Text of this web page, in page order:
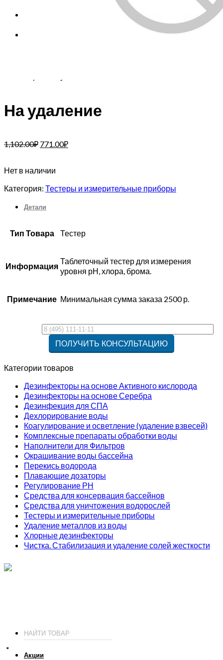
На удаление
1,102.00₽ 771.00₽
Нет в наличии
Категория: Тестеры и измерительные приборы
Детали
Тип Товара Тестер
Информация
Таблеточный тестер для измерения
уровня рН, хлора, брома.
Примечание Минимальная сумма заказа 2500 р.
Категории товаров
Дезинфекторы на основе Активного кислорода
Дезинфекторы на основе Серебра
Дезинфекция для СПА
Дехлорирование воды
Коагулирование и осветление (удаление взвесей)
Комплексные препараты обработки воды
Наполнители для Фильтров
Окрашивание воды бассейна
Перекись водорода
Плавающие дозаторы
Регулирование РН
Средства для консервация бассейнов
Средства для уничтожения водорослей
Тестеры и измерительные приборы
Удаление металлов из воды
Хлорные дезинфекторы
Чистка. Стабилизация и удаление солей жесткости
Акции